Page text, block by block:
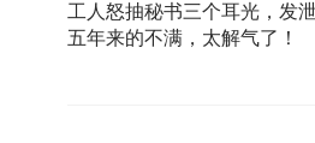
工人怒抽秘书三个耳光，发
五年来的不满，太解气了！